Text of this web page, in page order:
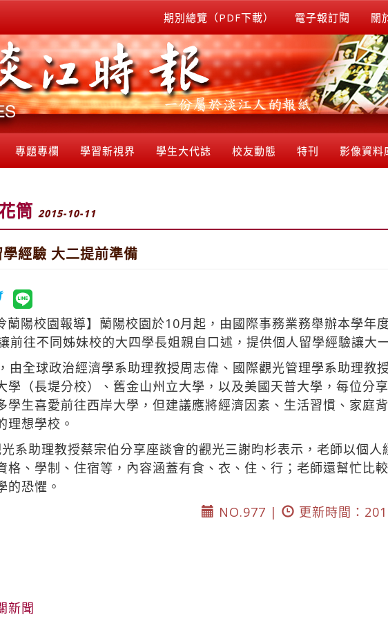
期別總覽（PDF下載） 電子報訂閱 關
專題專欄 學習新視界 學生大代誌 校友動態 特刊 影像資料
筒 2015-10-11
經驗 大二提前準備
蘭陽校園報導】蘭陽校園於10月起，由國際事務業務舉辦本學年
前往不同姊妹校的大四學長姐親自口述，提供個人留學經驗讓大
由全球政治經濟學系助理教授周志偉、國際觀光管理學系助理教
學（長堤分校）、舊金山州立大學，以及美國天普大學，每位分
學生喜愛前往西岸大學，但建議應將經濟因素、生活習慣、家庭
理想學校。
系助理教授蔡宗伯分享座談會的觀光三謝昀杉表示，老師以個
格、學制、住宿等，內容涵蓋有食、衣、住、行；老師還幫忙比
的恐懼。
NO.977 |
更新時間：
新聞